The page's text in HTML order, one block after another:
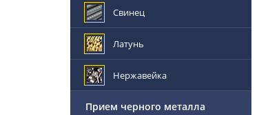
Свинец
Латунь
Нержавейка
Прием черного металла